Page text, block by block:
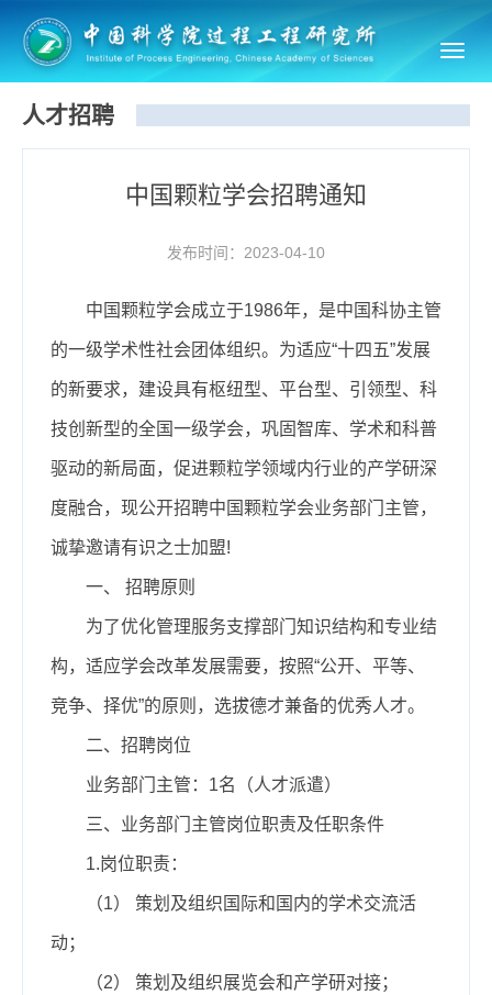
人才招聘
中国颗粒学会招聘通知
发布时间：2023-04-10
中国颗粒学会成立于1986年，是中国科协主管
的一级学术性社会团体组织。为适应“十四五”发展
的新要求，建设具有枢纽型、平台型、引领型、科
技创新型的全国一级学会，巩固智库、学术和科普
驱动的新局面，促进颗粒学领域内行业的产学研深
度融合，现公开招聘中国颗粒学会业务部门主管，
诚挚邀请有识之士加盟!
一、 招聘原则
为了优化管理服务支撑部门知识结构和专业结
构，适应学会改革发展需要，按照“公开、平等、
竞争、择优”的原则，选拔德才兼备的优秀人才。
二、招聘岗位
业务部门主管：1名（人才派遣）
三、业务部门主管岗位职责及任职条件
1.岗位职责：
（1） 策划及组织国际和国内的学术交流活
动；
（2） 策划及组织展览会和产学研对接；